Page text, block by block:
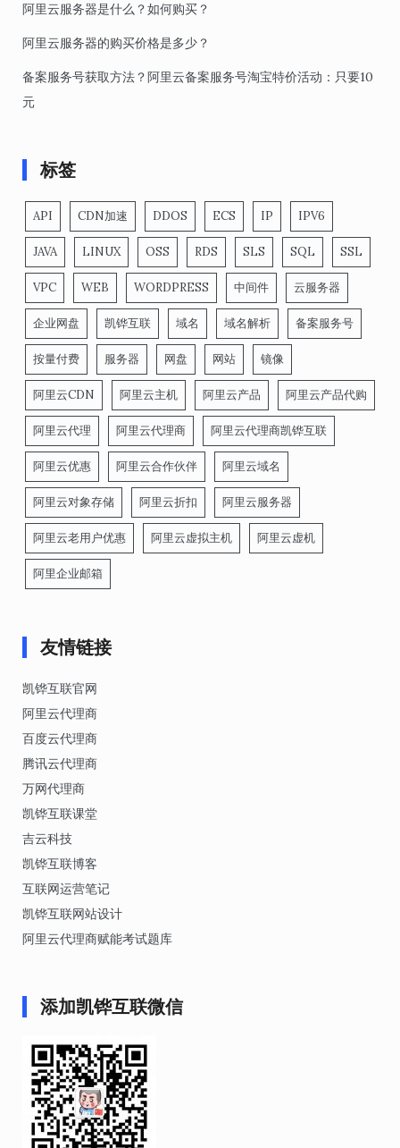
阿里云服务器是什么？如何购买？
阿里云服务器的购买价格是多少？
备案服务号获取方法？阿里云备案服务号淘宝特价活动：只要10
元
标签
API CDN加速 DDOS ECS IP IPV6
JAVA LINUX OSS RDS SLS SQL SSL
VPC WEB WORDPRESS 中间件 云服务器
企业网盘 凯铧互联 域名 域名解析 备案服务号
按量付费 服务器 网盘 网站 镜像
阿里云CDN 阿里云主机 阿里云产品 阿里云产品代购
阿里云代理 阿里云代理商 阿里云代理商凯铧互联
阿里云优惠 阿里云合作伙伴 阿里云域名
阿里云对象存储 阿里云折扣 阿里云服务器
阿里云老用户优惠 阿里云虚拟主机 阿里云虚机
阿里企业邮箱
友情链接
凯铧互联官网
阿里云代理商
百度云代理商
腾讯云代理商
万网代理商
凯铧互联课堂
吉云科技
凯铧互联博客
互联网运营笔记
凯铧互联网站设计
阿里云代理商赋能考试题库
添加凯铧互联微信